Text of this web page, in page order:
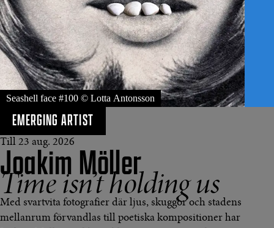
Seashell face #100 © Lotta Antonsson
EMERGING ARTIST
Till 23 aug. 2026
Joakim Möller
Time isn’t holding us
Med svartvita fotografier där ljus, skuggor och stadens
mellanrum förvandlas till poetiska kompositioner har